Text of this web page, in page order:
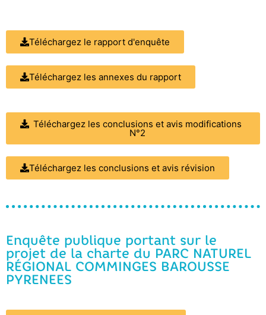
Téléchargez le rapport d'enquête
Téléchargez les annexes du rapport
Téléchargez les conclusions et avis modifications
N°2
Téléchargez les conclusions et avis révision
Enquête publique portant sur le
projet de la charte du PARC NATUREL
RÉGIONAL COMMINGES BAROUSSE
PYRENEES